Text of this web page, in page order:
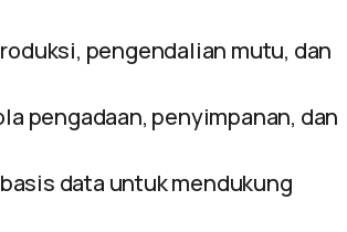
pengendalian mutu, dan
pengadaan, penyimpanan, dan
data untuk mendukung